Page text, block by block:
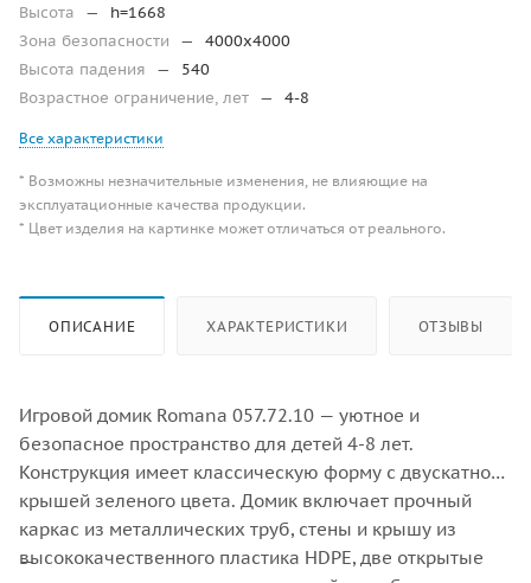
Высота
—
h=1668
Зона безопасности
—
4000х4000
Высота падения
—
540
Возрастное ограничение, лет — 4-8
Все характеристики
* Возможны незначительные изменения, не влияющие на
эксплуатационные качества продукции.
* Цвет изделия на картинке может отличаться от реального.
ОПИСАНИЕ ХАРАКТЕРИСТИКИ ОТЗЫВЫ
Игровой домик Romana 057.72.10 — уютное и
безопасное пространство для детей 4-8 лет.
Конструкция имеет классическую форму с двускатной
крышей зеленого цвета. Домик включает прочный
каркас из металлических труб, стены и крышу из
высококачественного пластика HDPE, две открытые